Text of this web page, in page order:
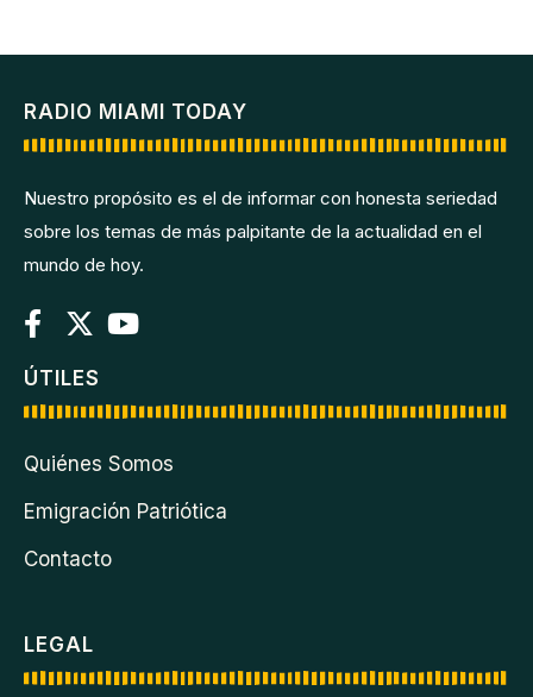
RADIO MIAMI TODAY
Nuestro propósito es el de informar con honesta seriedad
sobre los temas de más palpitante de la actualidad en el
mundo de hoy.
ÚTILES
Quiénes Somos
Emigración Patriótica
Contacto
LEGAL